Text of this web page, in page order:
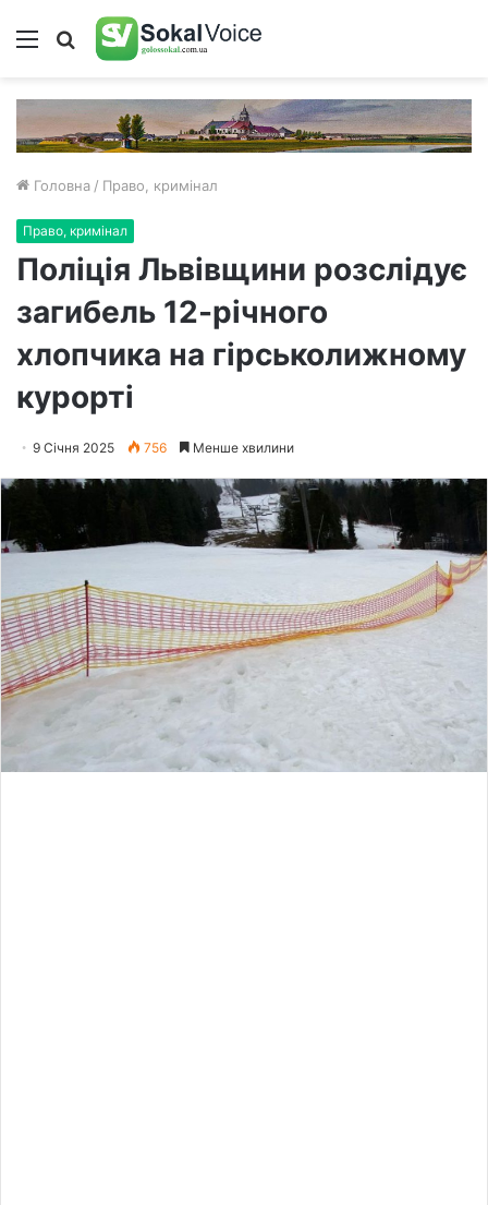
Меню Пошук
Головна / Право, кримінал
Право, кримінал
Поліція Львівщини розслідує
загибель 12-річного
хлопчика на гірськолижному
курорті
9 Січня 2025 756 Менше хвилини